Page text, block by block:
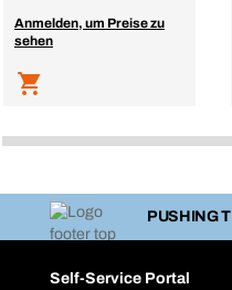
Anmelden, um Preise zu
sehen
PUSHING
Self-Service Portal